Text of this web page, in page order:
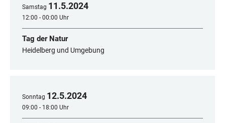
Samstag 11.5.2024
12:00 - 00:00 Uhr
Tag der Natur
Heidelberg und Umgebung
Sonntag 12.5.2024
09:00 - 18:00 Uhr